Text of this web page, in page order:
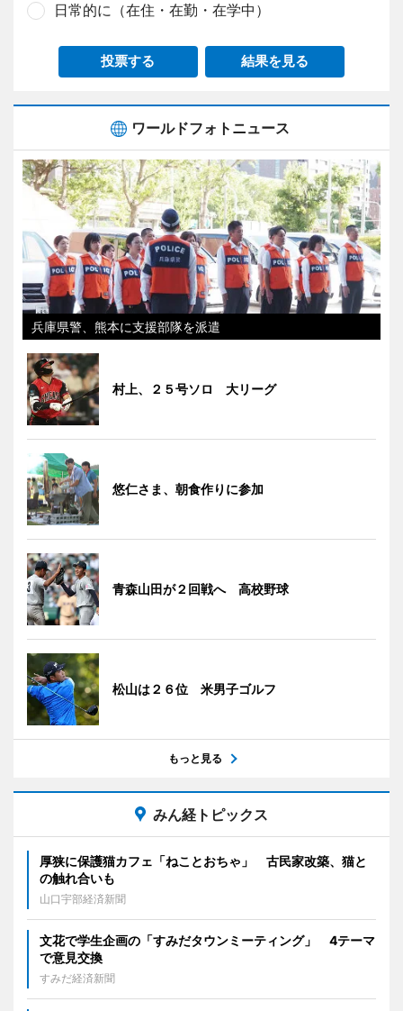
日常的に（在住・在勤・在学中）
投票する 結果を見る
ワールドフォトニュース
兵庫県警、熊本に支援部隊を派遣
村上、２５号ソロ 大リーグ
悠仁さま、朝食作りに参加
青森山田が２回戦へ 高校野球
松山は２６位 米男子ゴルフ
もっと見る
みん経トピックス
厚狭に保護猫カフェ「ねことおちゃ」 古民家改築、猫と
の触れ合いも
山口宇部経済新聞
文花で学生企画の「すみだタウンミーティング」 4テーマ
で意見交換
すみだ経済新聞